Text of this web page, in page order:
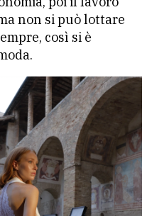
non si può lottare
così si è